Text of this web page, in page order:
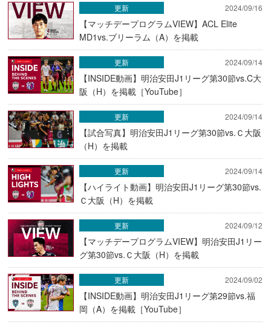
2024/09/16
【マッチデープログラムVIEW】ACL Elite
MD1vs.ブリーラム（A）を掲載
更新
2024/09/14
【INSIDE動画】明治安田J1リーグ第30節vs.C大
阪（H）を掲載［YouTube］
更新
2024/09/14
【試合写真】明治安田J1リーグ第30節vs.Ｃ大阪
（H）を掲載
更新
2024/09/14
【ハイライト動画】明治安田J1リーグ第30節vs.
Ｃ大阪（H）を掲載
更新
2024/09/12
【マッチデープログラムVIEW】明治安田J1リー
グ第30節vs.Ｃ大阪（H）を掲載
更新
2024/09/02
【INSIDE動画】明治安田J1リーグ第29節vs.福
岡（A）を掲載［YouTube］
更新